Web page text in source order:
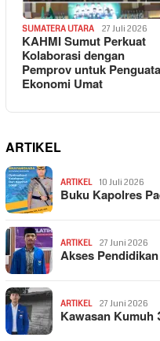
SUMATERA UTARA 27 Juli 2026
KAHMI Sumut Perkuat
Kolaborasi dengan
Pemprov untuk
Ekonomi Umat
ARTIKEL
ARTIKEL 10 Juli 2026
Buku Kapolres
ARTIKEL 27 Juni 2026
Akses
ARTIKEL 27 Juni 2026
Kawasan